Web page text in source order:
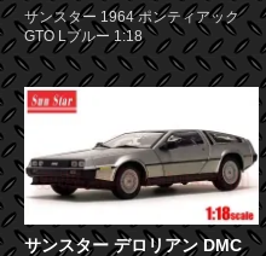
サンスター 1964 ポンティアック
GTO Lブルー 1:18
サンスター デロリアン DMC